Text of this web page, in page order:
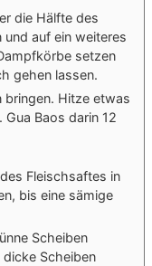
die Hälfte des
und auf ein weiteres
setzen
gehen lassen.
bringen. Hitze etwas
Gua Baos darin 12
Fleischsaftes in
bis eine sämige
Scheiben
Scheiben